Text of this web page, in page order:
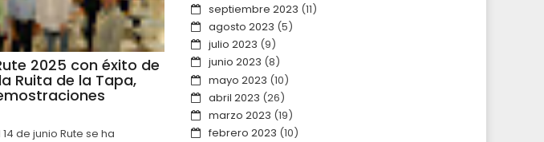
2025 con éxito de
Ruita de la Tapa,
de junio Rute se ha
septiembre 2023 (11)
agosto 2023 (5)
julio 2023 (9)
junio 2023 (8)
mayo 2023 (10)
abril 2023 (26)
marzo 2023 (19)
febrero 2023 (10)